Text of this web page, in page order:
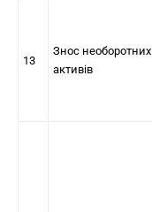
13
Знос необоротних
активів